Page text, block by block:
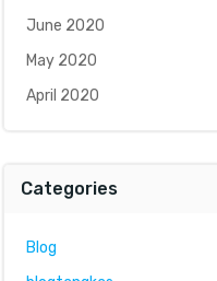
June 2020
May 2020
April 2020
Categories
Blog